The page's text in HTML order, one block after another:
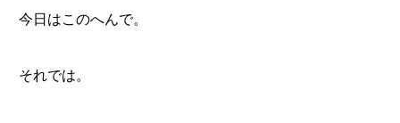
今日はこのへんで。
それでは。